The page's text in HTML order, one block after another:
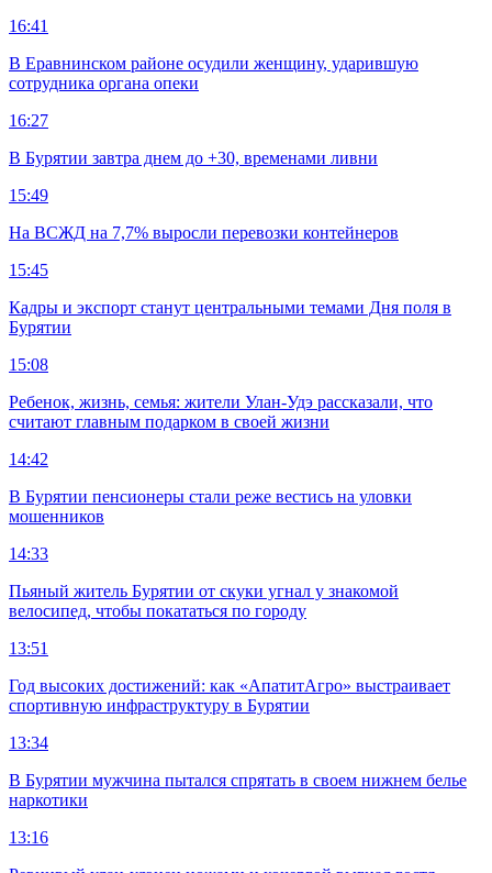
16:41
В Еравнинском районе осудили женщину, ударившую
сотрудника органа опеки
16:27
В Бурятии завтра днем до +30, временами ливни
15:49
На ВСЖД на 7,7% выросли перевозки контейнеров
15:45
Кадры и экспорт станут центральными темами Дня поля в
Бурятии
15:08
Ребенок, жизнь, семья: жители Улан-Удэ рассказали, что
считают главным подарком в своей жизни
14:42
В Бурятии пенсионеры стали реже вестись на уловки
мошенников
14:33
Пьяный житель Бурятии от скуки угнал у знакомой
велосипед, чтобы покататься по городу
13:51
Год высоких достижений: как «АпатитАгро» выстраивает
спортивную инфраструктуру в Бурятии
13:34
В Бурятии мужчина пытался спрятать в своем нижнем белье
наркотики
13:16